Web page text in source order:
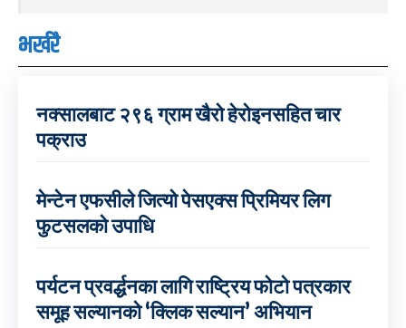
भर्खरै
नक्सालबाट २९६ ग्राम खैरो हेरोइनसहित चार
पक्राउ
मेन्टेन एफसीले जित्यो पेसएक्स प्रिमियर लिग
फुटसलको उपाधि
पर्यटन प्रवर्द्धनका लागि राष्ट्रिय फोटो पत्रकार
समूह सल्यानको ‘क्लिक सल्यान’ अभियान